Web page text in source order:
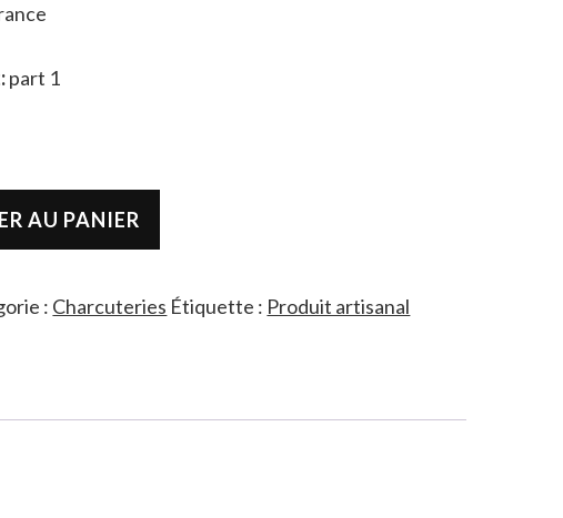
part 1
AU PANIER
: Charcuteries Étiquette : Produit artisanal